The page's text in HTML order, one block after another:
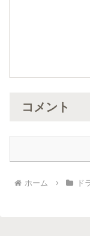
コメント
ホーム ド